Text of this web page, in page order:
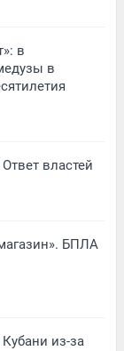
в
в
властей
БПЛА
из-за